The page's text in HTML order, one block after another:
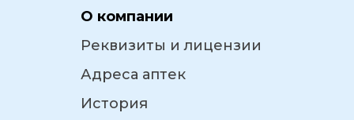
О компании
Реквизиты и лицензии
Адреса аптек
История